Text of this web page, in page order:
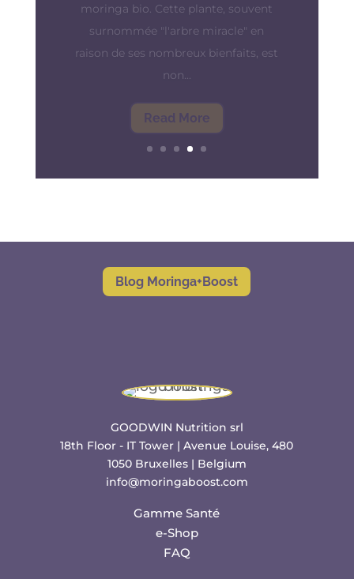
superaliments, le moringa et l'acérola
se distinguent par leurs propriétés
nutritionnelles...
Blog Moringa+Boost
GOODWIN Nutrition srl
18th Floor - IT Tower | Avenue Louise, 480
1050 Bruxelles | Belgium
info@moringaboost.com
Gamme Santé
e-Shop
FAQ